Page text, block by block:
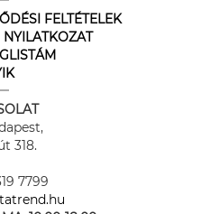
FELTÉTELEK
318.
7799